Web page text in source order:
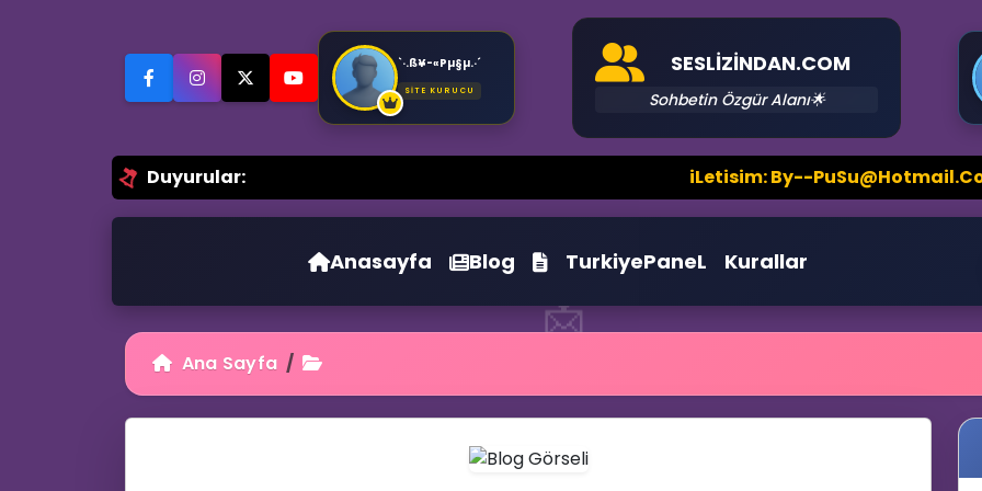
📩
`·.ß¥-«Pµ§µ.·´
SİTE KURUCU
SESLIZINDAN.COM
Sohbetin Özgür Alanı🌟
Duyurular: iLetisim: By--PuSu@Hotmail.Com
Anasayfa Blog TurkiyePaneL Kurallar
Ana Sayfa